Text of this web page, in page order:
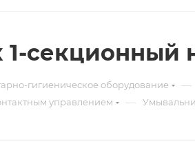
секционный
гигиеническое оборудование —
управлением —